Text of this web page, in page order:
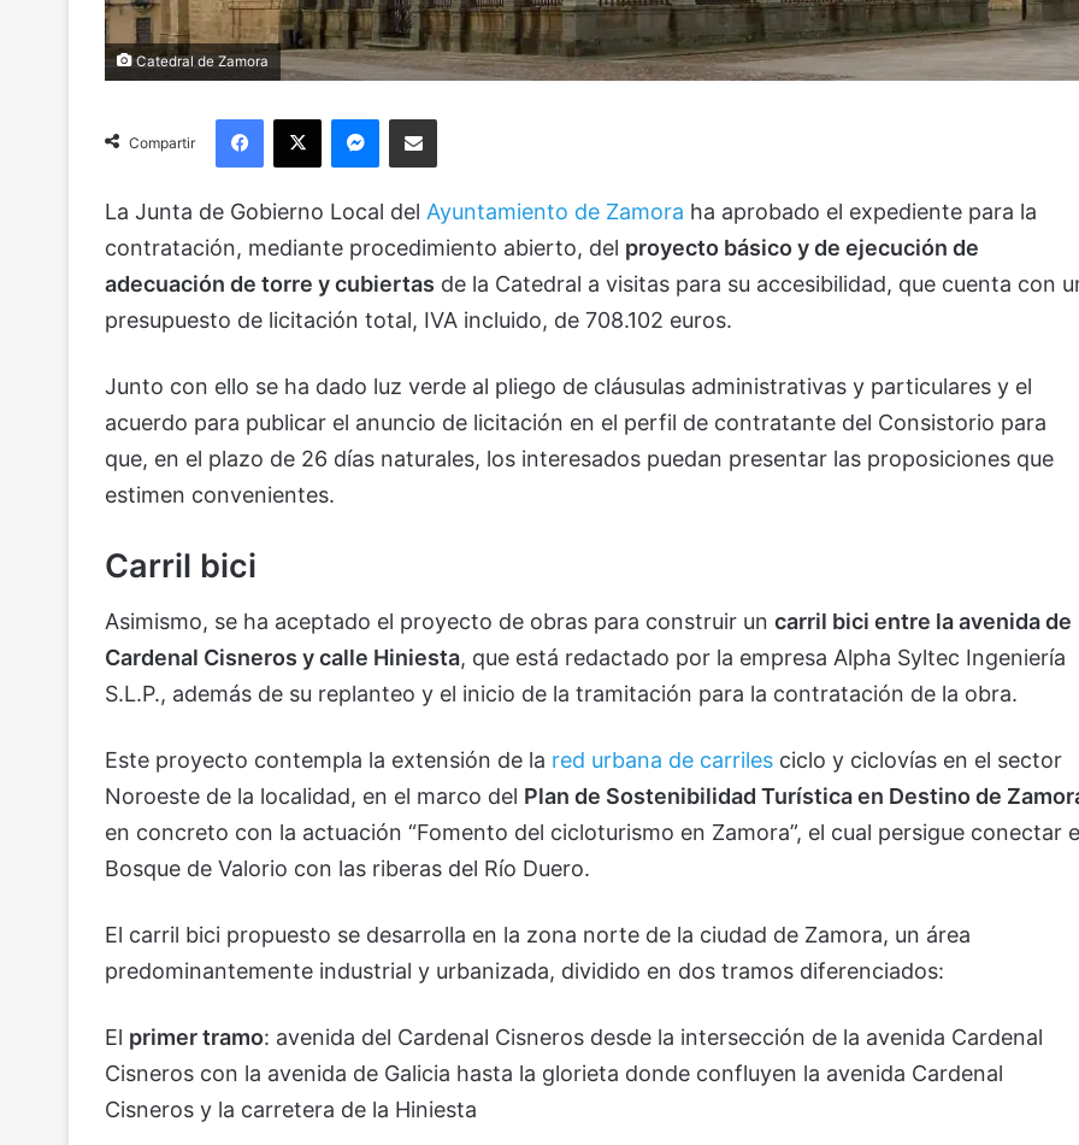
Catedral de Zamora
Compartir
Facebook
X Messenger
Compartir via Email
La Junta de Gobierno Local del Ayuntamiento de Zamora ha aprobado el expediente para la
contratación, mediante procedimiento abierto, del proyecto básico y de ejecución de
adecuación de torre y cubiertas de la Catedral a visitas para su accesibilidad, que cuenta con
presupuesto de licitación total, IVA incluido, de 708.102 euros.
Junto con ello se ha dado luz verde al pliego de cláusulas administrativas y particulares y el
acuerdo para publicar el anuncio de licitación en el perfil de contratante del Consistorio para
que, en el plazo de 26 días naturales, los interesados puedan presentar las proposiciones que
estimen convenientes.
Carril bici
Asimismo, se ha aceptado el proyecto de obras para construir un carril bici entre la avenida de
Cardenal Cisneros y calle Hiniesta, que está redactado por la empresa Alpha Syltec Ingeniería
S.L.P., además de su replanteo y el inicio de la tramitación para la contratación de la obra.
Este proyecto contempla la extensión de la red urbana de carriles ciclo y ciclovías en el sector
Noroeste de la localidad, en el marco del Plan de Sostenibilidad Turística en Destino de
en concreto con la actuación “Fomento del cicloturismo en Zamora”, el cual persigue conectar
Bosque de Valorio con las riberas del Río Duero.
El carril bici propuesto se desarrolla en la zona norte de la ciudad de Zamora, un área
predominantemente industrial y urbanizada, dividido en dos tramos diferenciados:
El primer tramo: avenida del Cardenal Cisneros desde la intersección de la avenida Cardenal
Cisneros con la avenida de Galicia hasta la glorieta donde confluyen la avenida Cardenal
Cisneros y la carretera de la Hiniesta